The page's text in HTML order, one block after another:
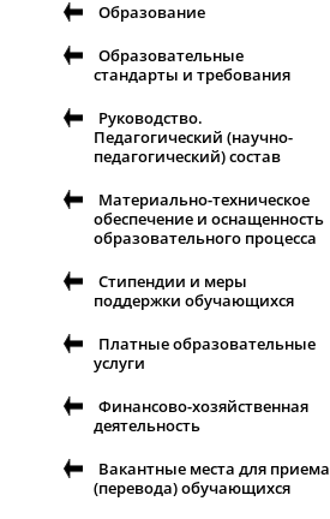
Образование
Образовательные
стандарты и требования
Руководство.
Педагогический (научно-
педагогический) состав
Материально-техническое
обеспечение и оснащенность
образовательного процесса
Стипендии и меры
поддержки обучающихся
Платные образовательные
услуги
Финансово-хозяйственная
деятельность
Вакантные места для приема
(перевода) обучающихся